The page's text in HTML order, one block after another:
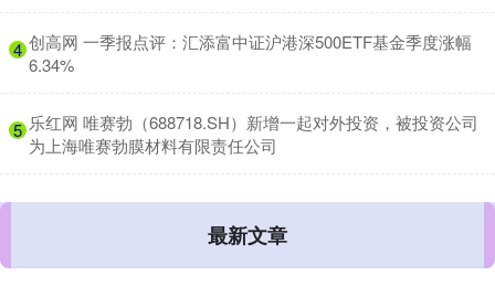
4 ​创高网 一季报点评：汇添富中证沪港深500ETF基金季度涨幅
6.34%
5 ​乐红网 唯赛勃（688718.SH）新增一起对外投资，被投资公司
为上海唯赛勃膜材料有限责任公司
最新文章